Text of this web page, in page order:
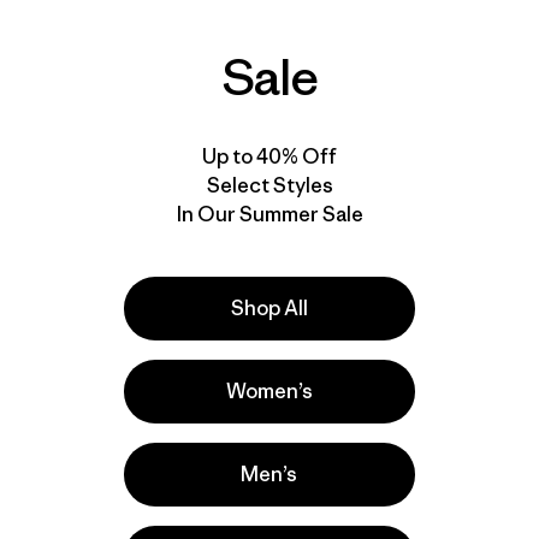
Valoración: 5.0 / 5Comentarios
)Sale
Up to 40% Off
Select Styles
In Our Summer Sale
Shop All
Women’s
Men’s